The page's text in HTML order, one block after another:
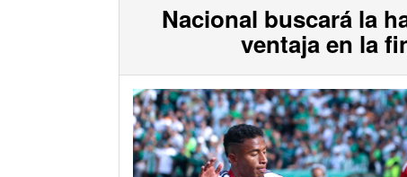
Nacional buscará la
ventaja en la